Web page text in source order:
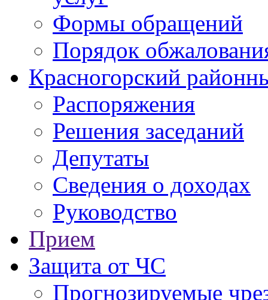
Формы обращений
Порядок
Красногорский
Распоряжения
Решения заседаний
Депутаты
Сведения о доходах
Руководство
Прием
Защита от ЧС
Прогнозируемые